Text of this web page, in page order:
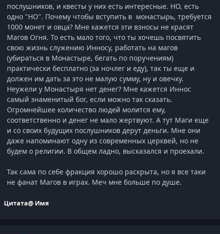
послушников, и квесты у них есть интересные. НО, есть
одно "НО". Почему чтобы вступить в монастырь, требуется
1000 монет и овца? Мне кажется эти взносы не красят
Магов Огня. То есть мало того, что ты хочешь посвятить
свою жизнь служению Инносу, работать на магов
(убираться в Монастыре, бегать по поручениям)
практически бесплатно (за ночлег и еду), так ты еще и
должен им дать за это не малую сумму, ну и овечку.
Неужели у Монастыря нет денег? Мне кажется Иннос
самый знаменитый бог, если можно так сказать.
Огромнейшее количество людей молится ему,
соответственно и денег не мало жертвуют. А тут Маги еще
и со своих будущих послушников дерут деньги. Мне они
даже напоминают одну из современных церквей, но не
будем о религии. В общем ладно, высказался и проехали.
Так сама по себе фракция хорошо раскрыта, но я все таки
не фанат Магов в играх. Меч мне больше по душе.
Цитата@ Имя